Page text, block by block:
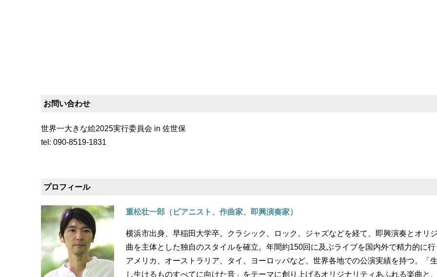
お問い合わせ
世界一大きな絵2025実行委員会 in 佐世保
tel: 090-8519-1831
プロフィール
重松壮一郎（ピアニスト、作曲家、即興演奏家）
横浜市出身、早稲田大学卒。クラシック、ロック、ジャズなどを経て、即興演奏とオリ
曲を主体とした独自のスタイルを確立。年間約150回に及ぶライブを国内外で精力的に
アメリカ、オーストラリア、タイ、ヨーロッパなど、世界各地での公演実績を持つ。「
し生けるものすべてに向けた音」をテーマに創り上げるオリジナリティあふれる楽曲と